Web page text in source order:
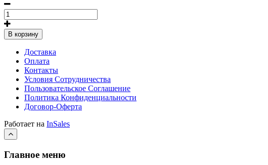
В корзину
Доставка
Оплата
Контакты
Условия Сотрудничества
Пользовательское Соглашение
Политика Конфиденциальности
Договор-Оферта
Работает на InSales
Главное меню